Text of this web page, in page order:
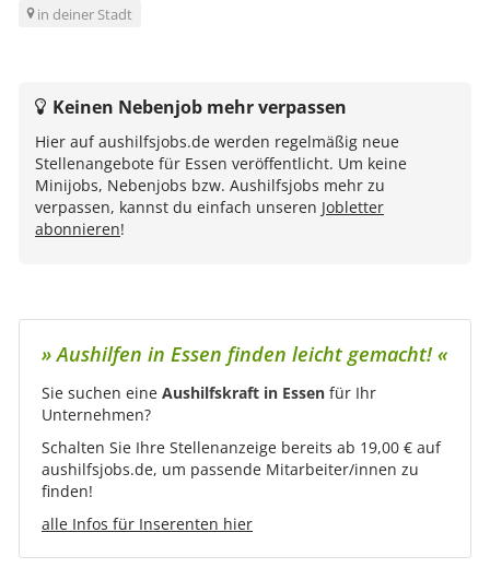
in deiner Stadt
Keinen Nebenjob mehr verpassen
Hier auf aushilfsjobs.de werden regelmäßig neue
Stellenangebote für Essen veröffentlicht. Um keine
Minijobs, Nebenjobs bzw. Aushilfsjobs mehr zu
verpassen, kannst du einfach unseren Jobletter
abonnieren!
» Aushilfen in Essen finden leicht gemacht! «
Sie suchen eine Aushilfskraft in Essen für Ihr
Unternehmen?
Schalten Sie Ihre Stellenanzeige bereits ab 19,00 € auf
aushilfsjobs.de, um passende Mitarbeiter/innen zu
finden!
alle Infos für Inserenten hier